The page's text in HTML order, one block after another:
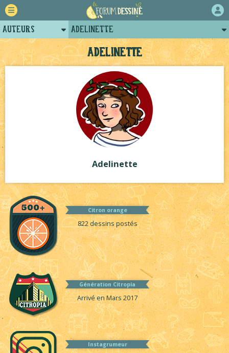
Adelinette
Adelinette
Citron orange
822 dessins postés
Génération Citropia
Arrivé en Mars 2017
Instagrumeur
Auteurs
Retour
Forum
Projets
Tutoriels
Adelinette
Posts d'Adelinette
Arènes d'Adelinette
Projets collectifs d'Adelinette